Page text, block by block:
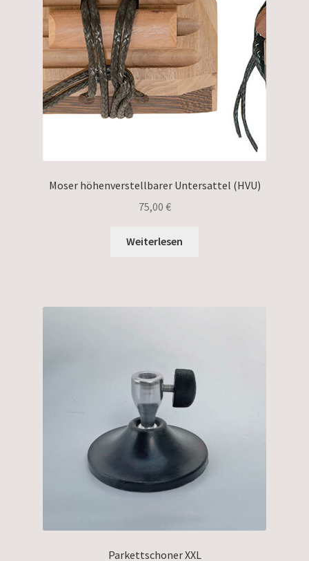
Moser höhenverstellbarer Untersattel (HVU)
75,00 €
Weiterlesen
Parkettschoner XXL